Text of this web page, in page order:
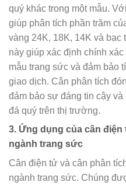
quý khác trong một mẫu.
giúp phân tích phần trăm
vàng 24K, 18K, 14K và bạc
này giúp xác định chính
mẫu trang sức và đảm bảo
giao dịch. Cân phân tích
đảm bảo sự đáng tin cậy
đá quý trên thị trường.
3. Ứng dụng của cân
ngành trang sức
Cân điện tử và cân phân
ngành trang sức. Chúng